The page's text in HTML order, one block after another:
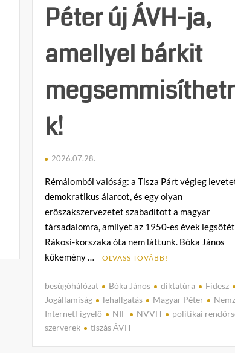
Péter új ÁVH-ja,
amellyel bárkit
k!
2026.07.28.
Rémálomból valóság: a Tisza Párt végleg
demokratikus álarcot, és egy olyan
erőszakszervezetet szabadított a magyar
társadalomra, amilyet az 1950-es évek
Rákosi-korszaka óta nem láttunk. Bóka János
kőkemény …
OLVASS TOVÁBB!
besúgóhálózat Bóka János diktatúra
Fidesz
Jogállamiság
lehallgatás Magyar Péter
InternetFigyelő
NIF NVVH
politikai
szerverek
tiszás ÁVH